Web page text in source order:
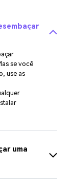
se você
use as
uma